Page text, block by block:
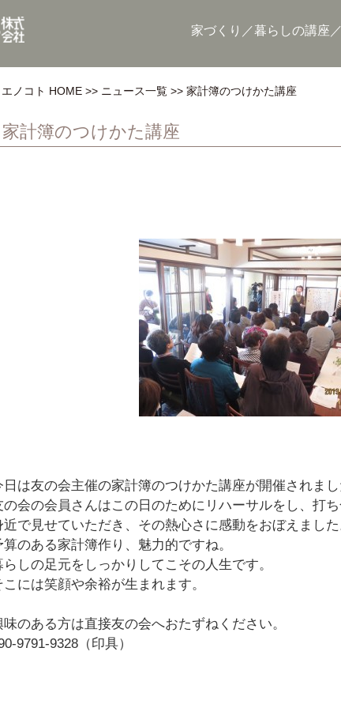
家づくり 暮らしの講座
エノコト HOME ニュース一覧 家計簿のつけかた講座
家計簿のつけかた講座
日は友の会主催の家計簿のつけかた講座が開催されまし
の会の会員さんはこの日のためにリハーサルをし、打
近で見せていただき、その熱心さに感動をおぼえました
算のある家計簿作り、魅力的ですね。
らしの足元をしっかりしてこその人生です。
こには笑顔や余裕が生まれます。
味のある方は直接友の会へおたずねください。
9791-9328（印具）